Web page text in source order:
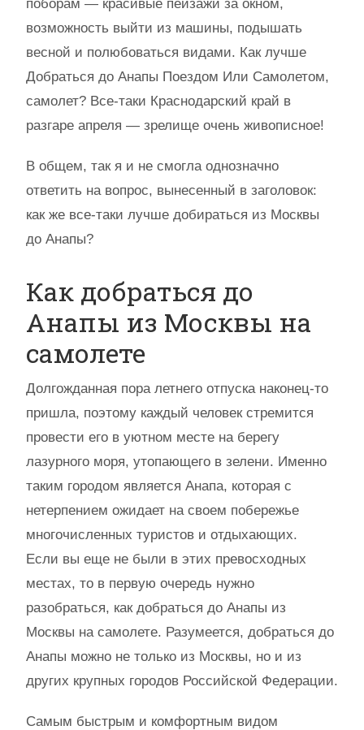
поборам — красивые пейзажи за окном,
возможность выйти из машины, подышать
весной и полюбоваться видами. Как лучше
Добраться до Анапы Поездом Или Самолетом,
самолет? Все-таки Краснодарский край в
разгаре апреля — зрелище очень живописное!
В общем, так я и не смогла однозначно
ответить на вопрос, вынесенный в заголовок:
как же все-таки лучше добираться из Москвы
до Анапы?
Как добраться до
Анапы из Москвы на
самолете
Долгожданная пора летнего отпуска наконец-то
пришла, поэтому каждый человек стремится
провести его в уютном месте на берегу
лазурного моря, утопающего в зелени. Именно
таким городом является Анапа, которая с
нетерпением ожидает на своем побережье
многочисленных туристов и отдыхающих.
Если вы еще не были в этих превосходных
местах, то в первую очередь нужно
разобраться, как добраться до Анапы из
Москвы на самолете. Разумеется, добраться до
Анапы можно не только из Москвы, но и из
других крупных городов Российской Федерации.
Самым быстрым и комфортным видом